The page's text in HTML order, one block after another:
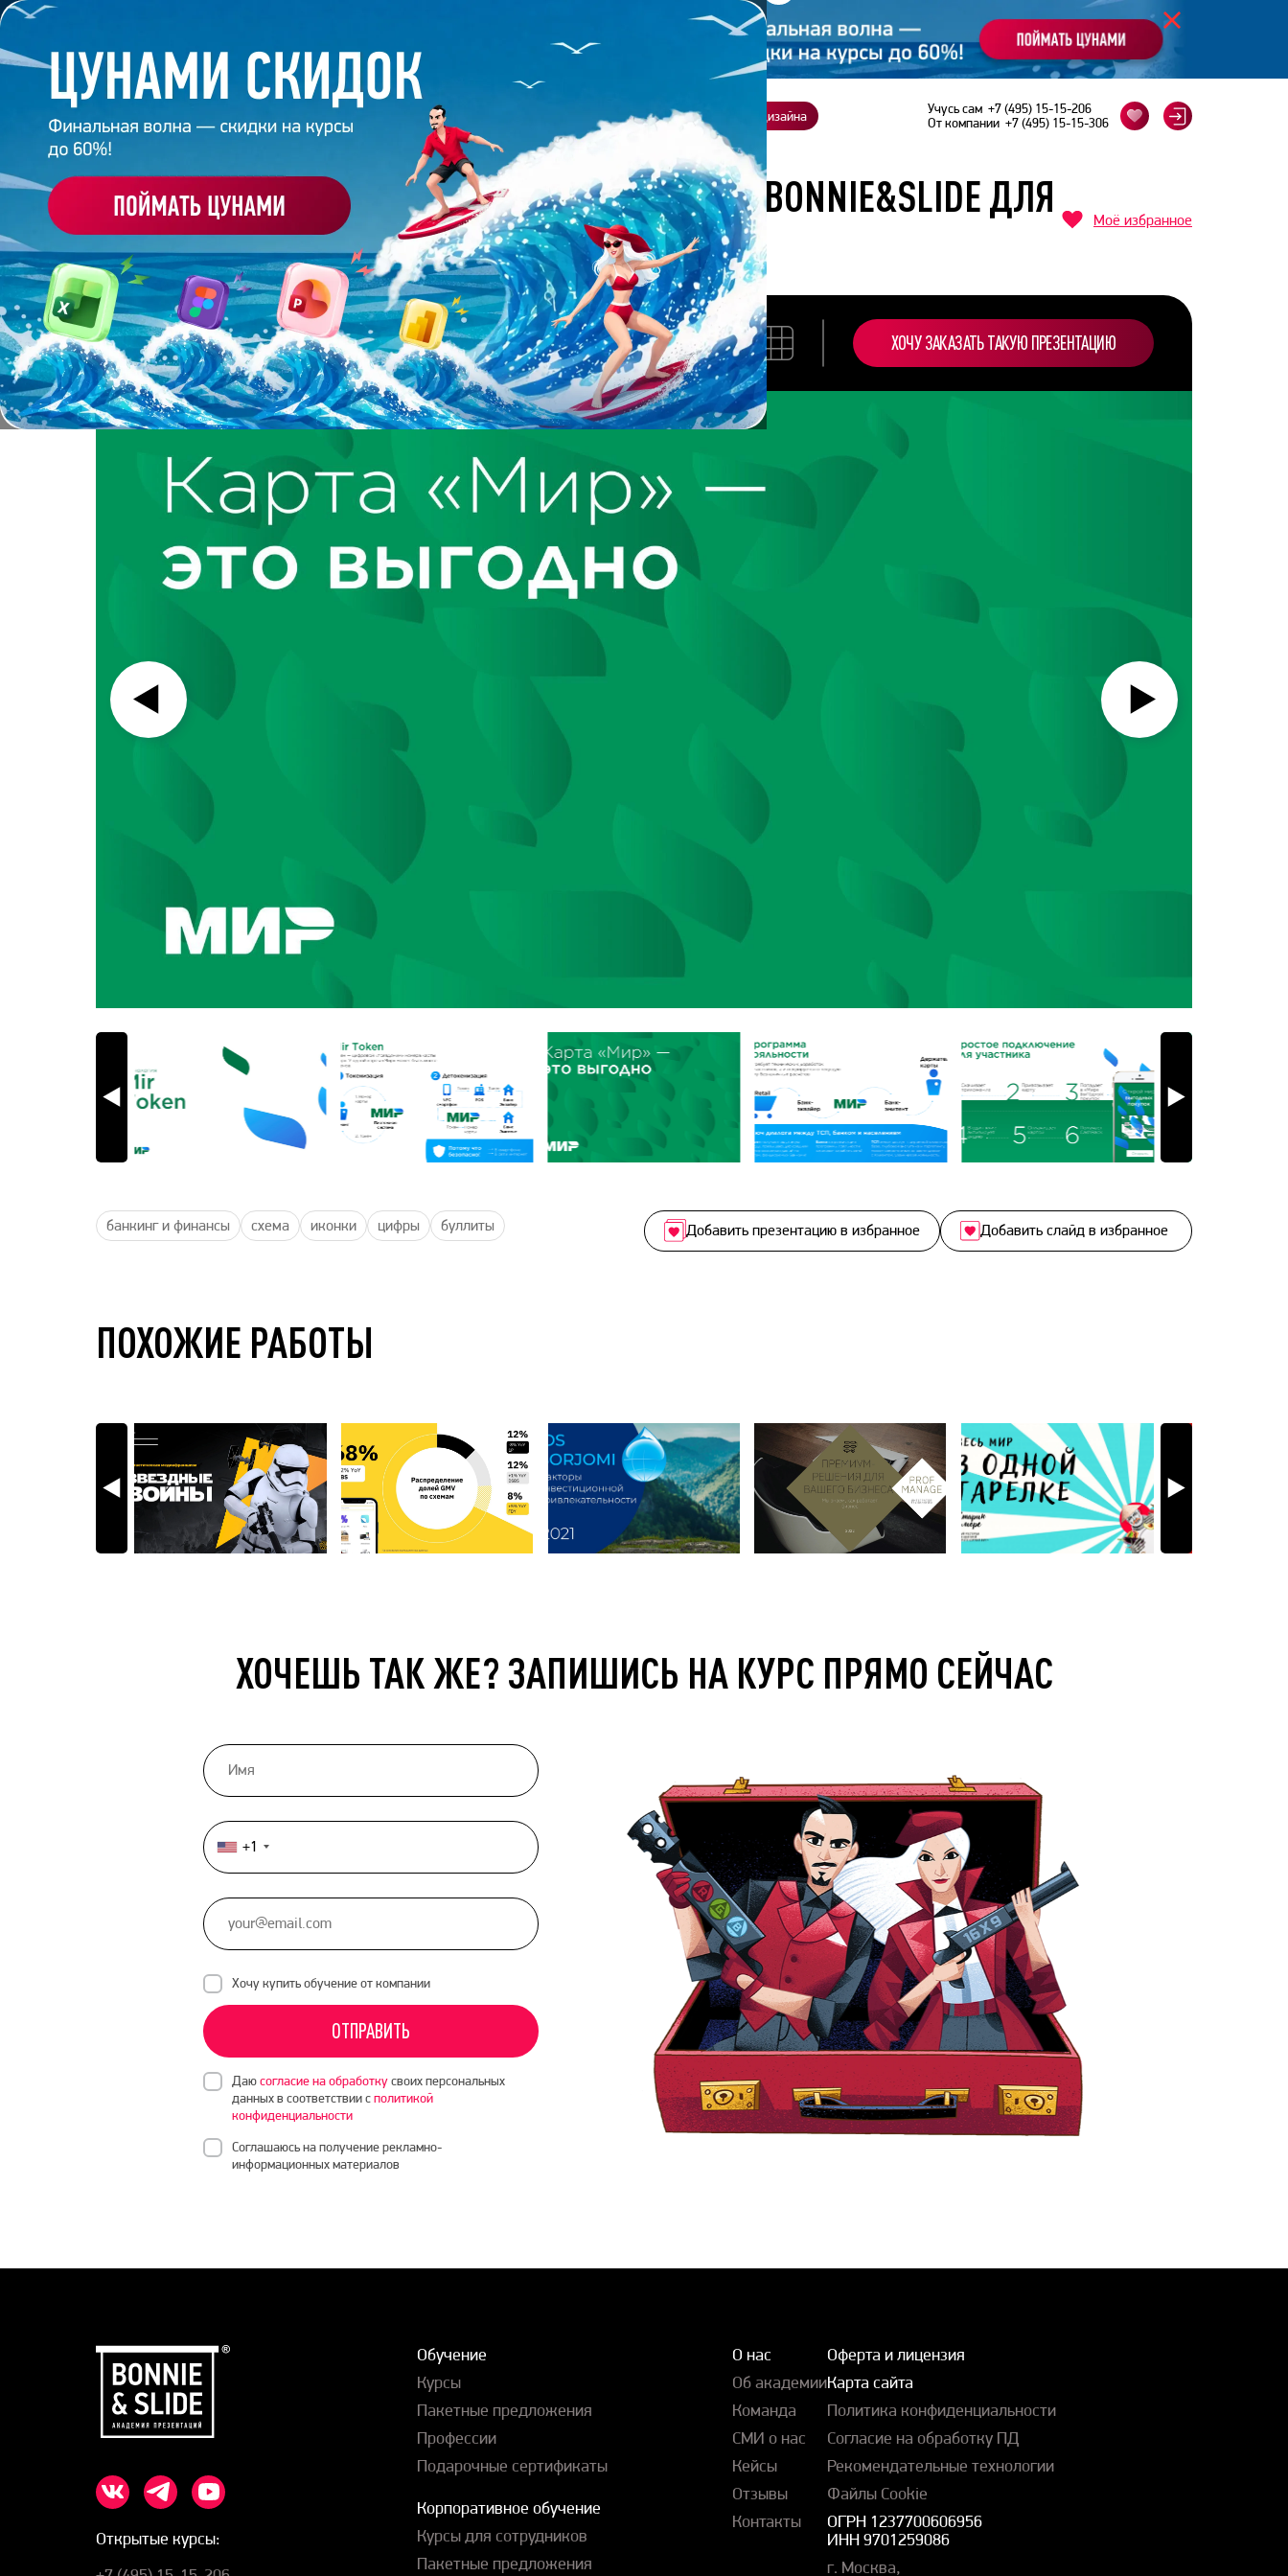
Корпоративное обучение Заказать презентацию Студия дизайна Учусь сам +7 (495) 15-15-206
От компании +7 (495) 15-15-306
Главная Презентация 123 – Разработана студией Bonnie&Slide для Мир
ПРЕЗЕНТАЦИЯ 123 - РАЗРАБОТАНА СТУДИЕЙ BONNIE&SLIDE ДЛЯ
МИР
Моё избранное
Работа
эксперта
ХОЧУ ЗАКАЗАТЬ ТАКУЮ ПРЕЗЕНТАЦИЮ
банкинг и финансы схема иконки цифры буллиты Добавить презентацию в избранное Добавить слайд в избранное
ПОХОЖИЕ РАБОТЫ
ХОЧЕШЬ ТАК ЖЕ? ЗАПИШИСЬ НА КУРС ПРЯМО СЕЙЧАС
United
States
+1
Хочу купить обучение от компании
ОТПРАВИТЬ
Даюсогласие на обработкусвоих персональных
данных в соответствии сполитикой
конфиденциальности
Соглашаюсь на получение рекламно-
информационных материалов
Открытые курсы:
Обучение
Курсы
Пакетные предложения
Профессии
Подарочные сертификаты
Корпоративное обучение
Курсы для сотрудников
Пакетные предложения
О нас
Об академии
Команда
СМИ о нас
Кейсы
Отзывы
Контакты
Оферта и лицензия
Карта сайта
Политика конфиденциальности
Согласие на обработку ПД
Рекомендательные технологии
Файлы Cookie
ОГРН 1237700606956
ИНН 9701259086
г. Москва,